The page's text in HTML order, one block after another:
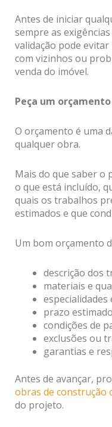
Antes de iniciar
sempre as
validação pode
com vizinhos ou
venda do imóvel.
Peça um
O orçamento é uma
qualquer obra.
Mais do que saber o
o que está incluído,
quais os trabalhos
estimados e que
Um bom orçamento
descrição dos
materiais e
especialidades
prazo
condições de
exclusões ou
garantias e
Antes de avançar,
obras de construção
do projeto.